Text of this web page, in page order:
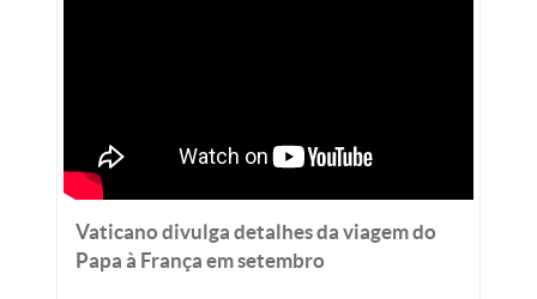
Vaticano divulga detalhes da viagem do
Papa à França em setembro